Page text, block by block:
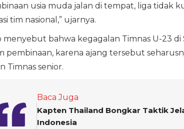
usia muda jalan di tempat, liga tidak
tim nasional,” ujarnya.
menyebut bahwa kegagalan Timnas U-23 di
pembinaan, karena ajang tersebut
Timnas senior.
Baca Juga
Kapten Thailand Bongkar Taktik
Indonesia